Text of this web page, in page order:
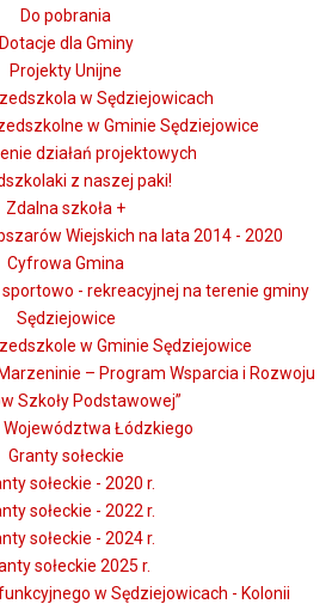
Do pobrania
Dotacje dla Gminy
Projekty Unijne
w Sędziejowicach
w Gminie Sędziejowice
działań projektowych
z naszej paki!
Zdalna szkoła +
Wiejskich na lata 2014 - 2020
Cyfrowa Gmina
- rekreacyjnej na terenie gminy
Sędziejowice
w Gminie Sędziejowice
– Program Wsparcia i Rozwoju
Szkoły Podstawowej”
Województwa Łódzkiego
Granty sołeckie
sołeckie - 2020 r.
sołeckie - 2022 r.
sołeckie - 2024 r.
sołeckie 2025 r.
w Sędziejowicach - Kolonii